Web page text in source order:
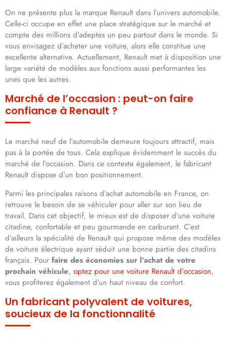
On ne présente plus la marque Renault dans l’univers automobile.
Celle-ci occupe en effet une place stratégique sur le marché et
compte des millions d’adeptes un peu partout dans le monde. Si
vous envisagez d’acheter une voiture, alors elle constitue une
excellente alternative. Actuellement, Renault met à disposition une
large variété de modèles aux fonctions aussi performantes les
unes que les autres.
Marché de l’occasion : peut-on faire
confiance à Renault ?
Le marché neuf de l’automobile demeure toujours attractif, mais
pas à la portée de tous. Cela explique évidemment le succès du
marché de l’occasion. Dans ce contexte également, le fabricant
Renault dispose d’un bon positionnement.
Parmi les principales raisons d’achat automobile en France, on
retrouve le besoin de se véhiculer pour aller sur son lieu de
travail. Dans cet objectif, le mieux est de disposer d’une voiture
citadine, confortable et peu gourmande en carburant. C’est
d’ailleurs la spécialité de Renault qui propose même des modèles
de voiture électrique ayant séduit une bonne partie des citadins
français. Pour faire des économies sur l’achat de votre
prochain véhicule, optez pour une voiture Renault d’occasion,
vous profiterez également d’un haut niveau de confort.
Un fabricant polyvalent de voitures,
soucieux de la fonctionnalité